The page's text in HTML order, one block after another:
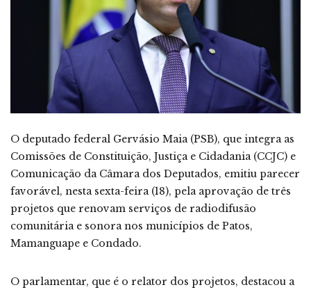
O deputado federal Gervásio Maia (PSB), que integra as
Comissões de Constituição, Justiça e Cidadania (CCJC) e
Comunicação da Câmara dos Deputados, emitiu parecer
favorável, nesta sexta-feira (18), pela aprovação de três
projetos que renovam serviços de radiodifusão
comunitária e sonora nos municípios de Patos,
Mamanguape e Condado.
O parlamentar, que é o relator dos projetos, destacou a